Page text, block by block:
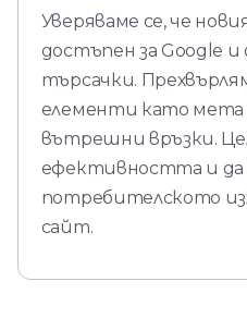
Уверяваме се, че
достъпен за Google
търсачки.
елементи като мета
вътрешни връзки.
ефективността и да
потребителското
сайт.